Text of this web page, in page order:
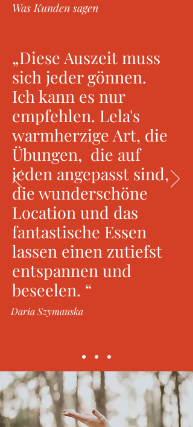
Was Kunden sagen
„Diese Auszeit muss
sich jeder gönnen.
Ich kann es nur
empfehlen. Lela's
warmherzige Art, die
Übungen, die auf
jeden angepasst sind,
die wunderschöne
Location und das
fantastische Essen
lassen einen zutiefst
entspannen und
beseelen. “
Daria Szymanska